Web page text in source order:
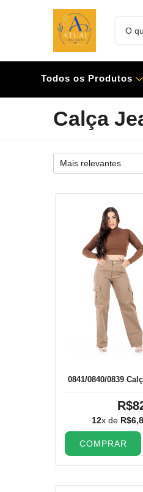
Todos os Produtos
Calça
0841/0840/0839
12x de
COMPRAR